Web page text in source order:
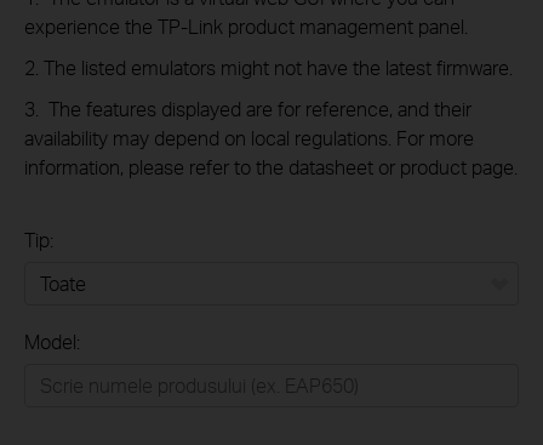
experience the TP-Link product management panel.
2. The listed emulators might not have the latest firmware.
3. The features displayed are for reference, and their
availability may depend on local regulations. For more
information, please refer to the datasheet or product page.
Tip:
Model: